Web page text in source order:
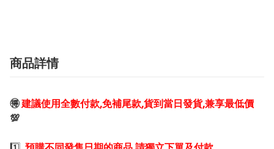
商品詳情
🉐建議使用全數付款,免補尾款,貨到當日發貨,兼享最低價
💯